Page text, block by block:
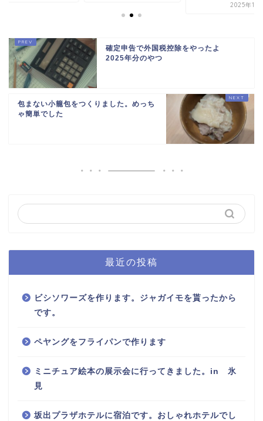
確定申告で外国税控除をやったよ
2025年分のやつ
包まない小籠包をつくりました。めっち
ゃ簡単でした
最近の投稿
ビシソワーズを作ります。ジャガイモを貰ったから
です。
ペヤングをフライパンで作ります
ミニチュア絵本の展示会に行ってきました。in 氷
見
坂出プラザホテルに宿泊です。おしゃれホテルでし